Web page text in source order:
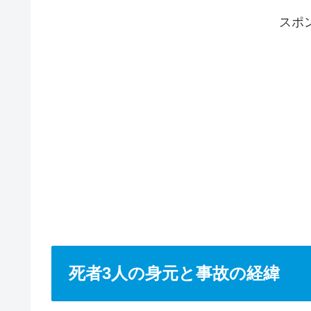
スポ
死者3人の身元と事故の経緯